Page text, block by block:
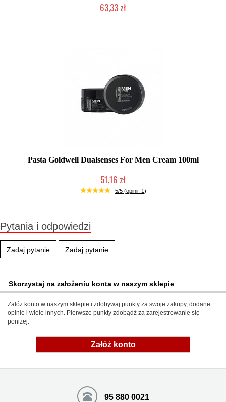
63,33 zł
Pasta Goldwell Dualsenses For Men Cream 100ml
51,16 zł
Chwilowo niedostępny
5/5 (opinii: 1)
Pytania i odpowiedzi
Zadaj pytanie Zadaj pytanie
Skorzystaj na założeniu konta w naszym sklepie
Załóż konto w naszym sklepie i zdobywaj punkty za swoje zakupy, dodane
opinie i wiele innych. Pierwsze punkty zdobądź za zarejestrowanie się
poniżej:
Załóż konto
95 880 0021